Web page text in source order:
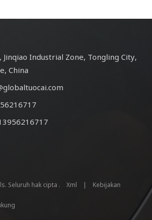
Jinqiao Industrial Zone, Tongling City,
China
Seluruh hak cipta .
Xml |
Kebijakan